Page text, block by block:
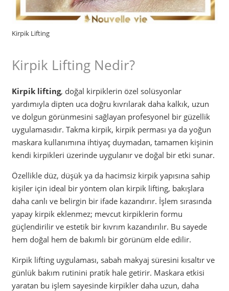
Kirpik Lifting
Kirpik Lifting Nedir?
Kirpik lifting, doğal kirpiklerin özel solüsyonlar
yardımıyla dipten uca doğru kıvrılarak daha kalkık, uzun
ve dolgun görünmesini sağlayan profesyonel bir güzellik
uygulamasıdır. Takma kirpik, kirpik perması ya da yoğun
maskara kullanımına ihtiyaç duymadan, tamamen kişinin
kendi kirpikleri üzerinde uygulanır ve doğal bir etki sunar.
Özellikle düz, düşük ya da hacimsiz kirpik yapısına sahip
kişiler için ideal bir yöntem olan kirpik lifting, bakışlara
daha canlı ve belirgin bir ifade kazandırır. İşlem sırasında
yapay kirpik eklenmez; mevcut kirpiklerin formu
güçlendirilir ve estetik bir kıvrım kazandırılır. Bu sayede
hem doğal hem de bakımlı bir görünüm elde edilir.
Kirpik lifting uygulaması, sabah makyaj süresini kısaltır ve
günlük bakım rutinini pratik hale getirir. Maskara etkisi
yaratan bu işlem sayesinde kirpikler daha uzun, daha